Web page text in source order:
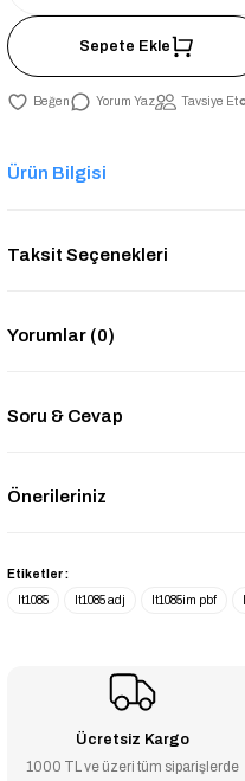
Sepete Ekle
Yorum Yaz Tavsiye Et
Ürün Bilgisi
Taksit Seçenekleri
Yorumlar (0)
Soru & Cevap
Önerileriniz
Etiketler :
lt1085
lt1085 adj lt1085im pbf
Ücretsiz Kargo
1000 TL ve üzeri tüm siparişlerde